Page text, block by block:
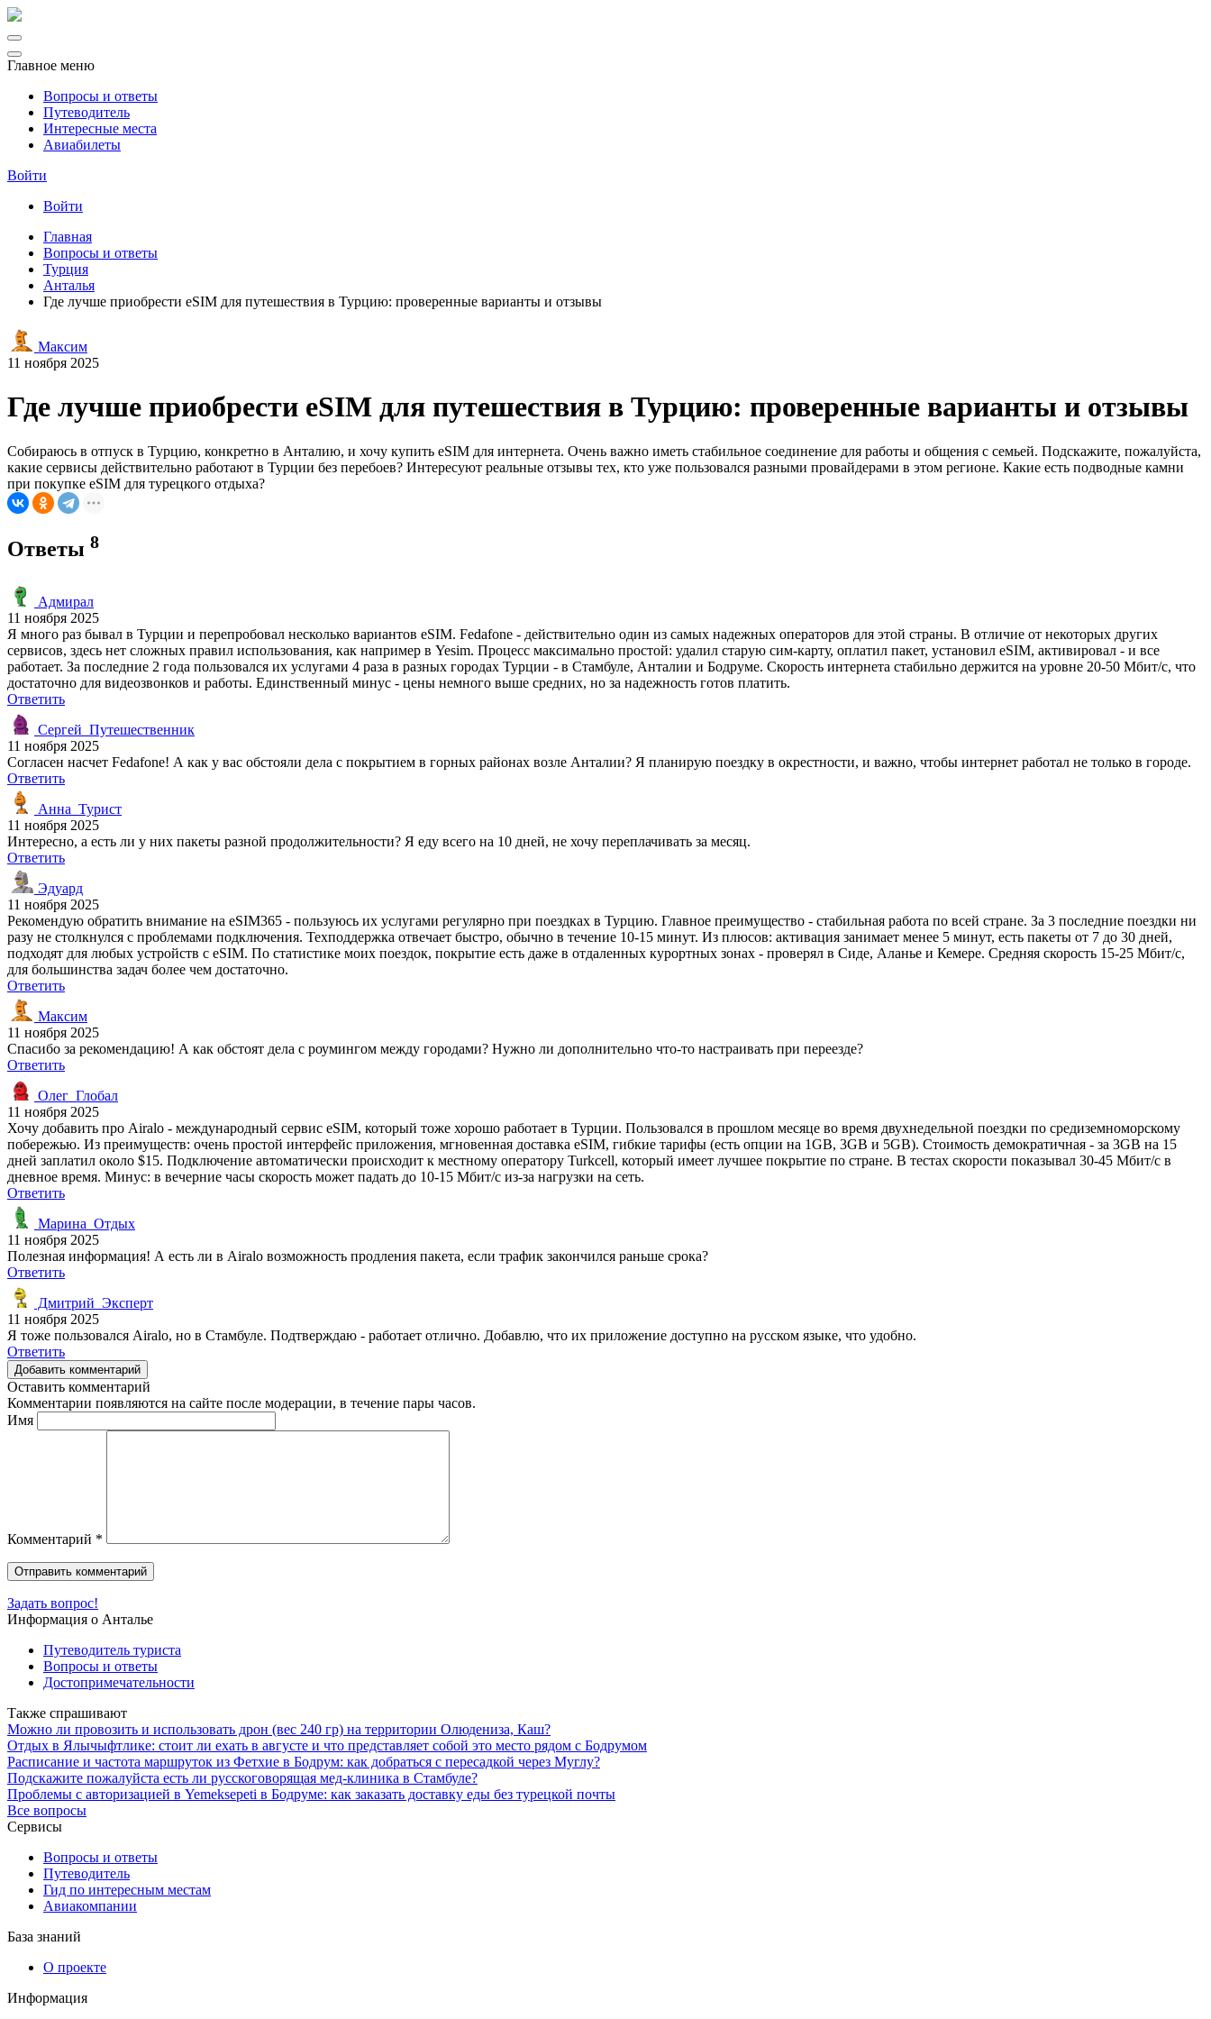
Главное меню
Вопросы и ответы
Путеводитель
Интересные места
Авиабилеты
Войти
Войти
Главная
Вопросы и ответы
Турция
Анталья
Где лучше приобрести eSIM для путешествия в Турцию: проверенные варианты и отзывы
Максим
11 ноября 2025
Где лучше приобрести eSIM для путешествия в Турцию: проверенные варианты и отзывы
Собираюсь в отпуск в Турцию, конкретно в Анталию, и хочу купить eSIM для интернета. Очень важно иметь стабильное соединение для работы и общения с семьей. Подскажите, пожалуйста,
какие сервисы действительно работают в Турции без перебоев? Интересуют реальные отзывы тех, кто уже пользовался разными провайдерами в этом регионе. Какие есть подводные камни
при покупке eSIM для турецкого отдыха?
Ответы 8
Адмирал
11 ноября 2025
Я много раз бывал в Турции и перепробовал несколько вариантов eSIM. Fedafone - действительно один из самых надежных операторов для этой страны. В отличие от некоторых других
сервисов, здесь нет сложных правил использования, как например в Yesim. Процесс максимально простой: удалил старую сим-карту, оплатил пакет, установил eSIM, активировал - и все
работает. За последние 2 года пользовался их услугами 4 раза в разных городах Турции - в Стамбуле, Анталии и Бодруме. Скорость интернета стабильно держится на уровне 20-50 Мбит/с, что
достаточно для видеозвонков и работы. Единственный минус - цены немного выше средних, но за надежность готов платить.
Ответить
Сергей_Путешественник
11 ноября 2025
Согласен насчет Fedafone! А как у вас обстояли дела с покрытием в горных районах возле Анталии? Я планирую поездку в окрестности, и важно, чтобы интернет работал не только в городе.
Ответить
Анна_Турист
11 ноября 2025
Интересно, а есть ли у них пакеты разной продолжительности? Я еду всего на 10 дней, не хочу переплачивать за месяц.
Ответить
Эдуард
11 ноября 2025
Рекомендую обратить внимание на eSIM365 - пользуюсь их услугами регулярно при поездках в Турцию. Главное преимущество - стабильная работа по всей стране. За 3 последние поездки ни
разу не столкнулся с проблемами подключения. Техподдержка отвечает быстро, обычно в течение 10-15 минут. Из плюсов: активация занимает менее 5 минут, есть пакеты от 7 до 30 дней,
подходят для любых устройств с eSIM. По статистике моих поездок, покрытие есть даже в отдаленных курортных зонах - проверял в Сиде, Аланье и Кемере. Средняя скорость 15-25 Мбит/с,
для большинства задач более чем достаточно.
Ответить
Максим
11 ноября 2025
Спасибо за рекомендацию! А как обстоят дела с роумингом между городами? Нужно ли дополнительно что-то настраивать при переезде?
Ответить
Олег_Глобал
11 ноября 2025
Хочу добавить про Airalo - международный сервис eSIM, который тоже хорошо работает в Турции. Пользовался в прошлом месяце во время двухнедельной поездки по средиземноморскому
побережью. Из преимуществ: очень простой интерфейс приложения, мгновенная доставка eSIM, гибкие тарифы (есть опции на 1GB, 3GB и 5GB). Стоимость демократичная - за 3GB на 15
дней заплатил около $15. Подключение автоматически происходит к местному оператору Turkcell, который имеет лучшее покрытие по стране. В тестах скорости показывал 30-45 Мбит/с в
дневное время. Минус: в вечерние часы скорость может падать до 10-15 Мбит/с из-за нагрузки на сеть.
Ответить
Марина_Отдых
11 ноября 2025
Полезная информация! А есть ли в Airalo возможность продления пакета, если трафик закончился раньше срока?
Ответить
Дмитрий_Эксперт
11 ноября 2025
Я тоже пользовался Airalo, но в Стамбуле. Подтверждаю - работает отлично. Добавлю, что их приложение доступно на русском языке, что удобно.
Ответить
Добавить комментарий
Оставить комментарий
Комментарии появляются на сайте после модерации, в течение пары часов.
Имя
Комментарий *
Задать вопрос!
Информация о Анталье
Путеводитель туриста
Вопросы и ответы
Достопримечательности
Также спрашивают
Можно ли провозить и использовать дрон (вес 240 гр) на территории Олюдениза, Каш?
Отдых в Ялычыфтлике: стоит ли ехать в августе и что представляет собой это место рядом с Бодрумом
Расписание и частота маршруток из Фетхие в Бодрум: как добраться с пересадкой через Муглу?
Подскажите пожалуйста есть ли русскоговорящая мед-клиника в Стамбуле?
Проблемы с авторизацией в Yemeksepeti в Бодруме: как заказать доставку еды без турецкой почты
Все вопросы
Сервисы
Вопросы и ответы
Путеводитель
Гид по интересным местам
Авиакомпании
База знаний
О проекте
Информация